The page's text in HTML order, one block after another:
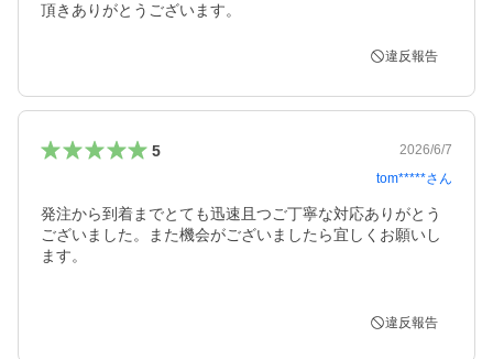
頂きありがとうございます。
違反報告
5
2026/6/7
tom*****さん
発注から到着までとても迅速且つご丁寧な対応ありがとう
ございました。また機会がございましたら宜しくお願いし
ます。
違反報告